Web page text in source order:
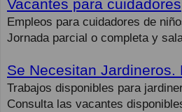
Vacantes para cuidadores
Empleos para cuidadores de
Jornada parcial o completa y
Se Necesitan Jardineros.
Trabajos disponibles para
Consulta las vacantes